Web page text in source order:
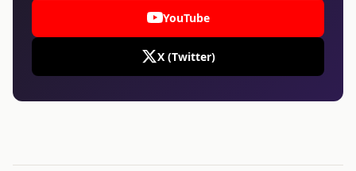
YouTube
X (Twitter)